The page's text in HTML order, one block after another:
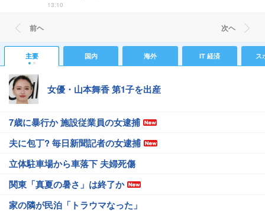
13:10
前ヘ 次ヘ
主要 国内 海外 IT 経済 ス
女優・山本舞香 第1子を出産
7歳に暴行か 施設従業員の女逮捕
夫に包丁? 毎日新聞記者の女逮捕
立体駐車場から車落下 夫婦死傷
関東「真夏の暑さ」は終了か
家の隣が民泊「トラウマなった」